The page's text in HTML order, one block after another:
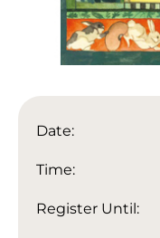
Date:
Time:
Register Until: